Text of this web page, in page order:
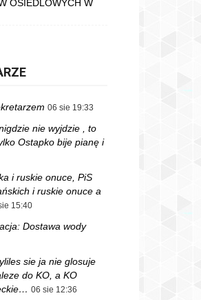
OSIEDLOWYCH W
06 sie 19:33
nie wyjdzie , to
Ostapko bije pianę i
i ruskie onuce, PiS
i ruskie onuce a
15:40
Dostawa wody
sie ja nie glosuje
do KO, a KO
06 sie 12:36